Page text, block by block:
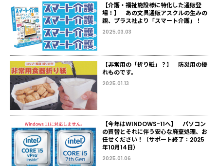
【介護・福祉施設様に特化した通販登
場！】 あの文具通販アスクルの生みの
親、プラス社より「スマート介護」！
2025.03.03
【非常用の「折り紙」？】 防災用の優
れものです。
2025.01.13
【今年はWINDOWS-11へ】 パソコン
の買替とそれに伴う安心な廃棄処理、お
任せください！（サポート終了：2025
年10月14日）
2025.01.06